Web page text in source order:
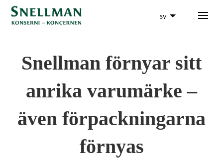
sv
Snellman förnyar sitt
anrika varumärke –
även förpackningarna
förnyas